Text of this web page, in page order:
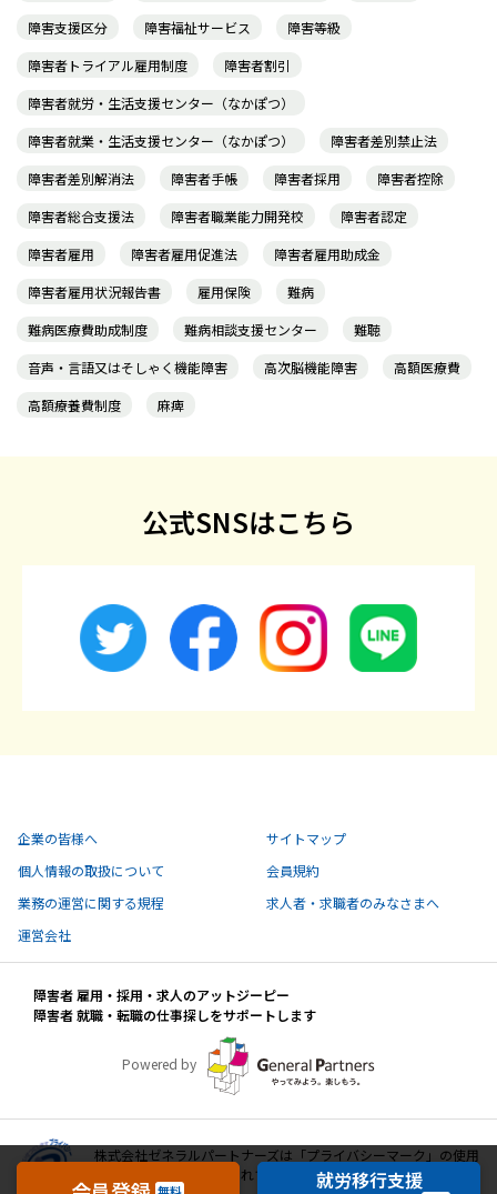
障害支援区分
障害福祉サービス
障害等級
障害者トライアル雇用制度
障害者割引
障害者就労・生活支援センター（なかぽつ）
障害者就業・生活支援センター（なかぽつ）
障害者差別禁止法
障害者差別解消法
障害者手帳 障害者採用
障害者控除
障害者総合支援法
障害者職業能力開発校
障害者認定
障害者雇用
障害者雇用促進法
障害者雇用助成金
障害者雇用状況報告書
雇用保険
難病
難病医療費助成制度
難病相談支援センター
難聴
音声・言語又はそしゃく機能障害
高次脳機能障害
高額医療費
高額療養費制度
麻痺
公式SNSはこちら
企業の皆様へ
サイトマップ
個人情報の取扱について
会員規約
業務の運営に関する規程
求人者・求職者のみなさまへ
運営会社
障害者 雇用・採用・求人のアットジーピー
障害者 就職・転職の仕事探しをサポートします
Powered by
株式会社ゼネラルパートナーズは「プライバシーマーク」の使用
許諾事業者として認定されています。就労移行支援